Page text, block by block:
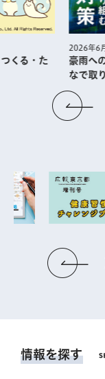
くる・た
2026年6
豪雨へ
なで取
情報を探す